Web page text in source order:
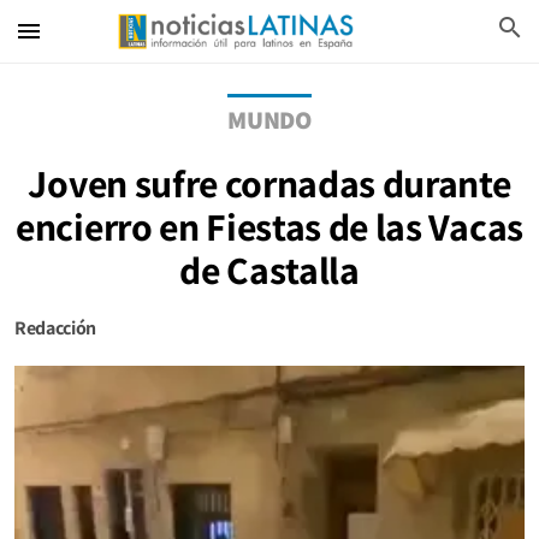
menu search
MUNDO
Joven sufre cornadas durante
encierro en Fiestas de las Vacas
de Castalla
Redacción